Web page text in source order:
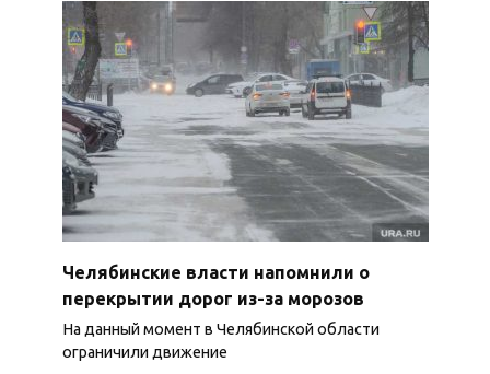
Челябинские власти напомнили о
перекрытии дорог из-за морозов
На данный момент в Челябинской области
ограничили движение